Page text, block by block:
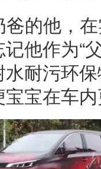
爸的他，
他作为“
耐污环
宝在车